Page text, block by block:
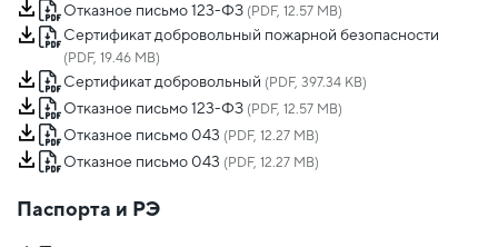
Отказное письмо 123-ФЗ (PDF, 12.57 MB)
Сертификат добровольный пожарной безопасности
(PDF, 19.46 MB)
Сертификат добровольный (PDF, 397.34 KB)
Отказное письмо 123-ФЗ (PDF, 12.57 MB)
Отказное письмо 043 (PDF, 12.27 MB)
Отказное письмо 043 (PDF, 12.27 MB)
Паспорта и РЭ